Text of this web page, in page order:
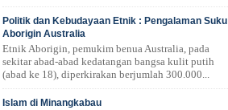
Politik dan Kebudayaan Etnik : Pengalaman Suku
Aborigin Australia
Etnik Aborigin, pemukim benua Australia, pada
sekitar abad-abad kedatangan bangsa kulit putih
(abad ke 18), diperkirakan berjumlah 300.000...
Islam di Minangkabau